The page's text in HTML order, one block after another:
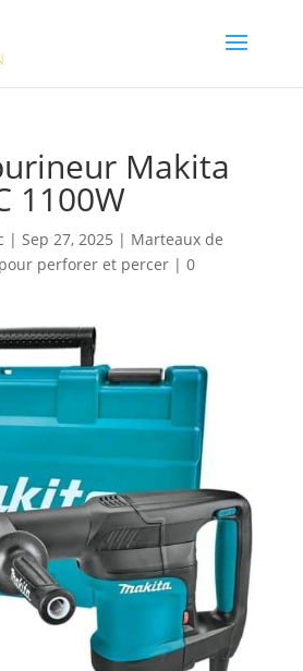
Makita
1100W
| Sep 27, 2025 | Marteaux de
perforer et percer| 0